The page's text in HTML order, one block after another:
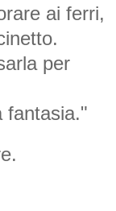
ai ferri,
per
fantasia."